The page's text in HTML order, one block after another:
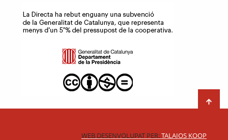
WEB DESENVOLUPAT PER:TALAIOS KOOP